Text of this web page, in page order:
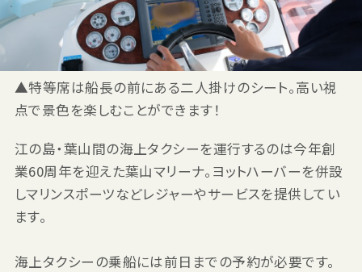
▲特等席は船長の前にある二人掛けのシート。高い視
点で景色を楽しむことができます！
江の島・葉山間の海上タクシーを運行するのは今年創
業60周年を迎えた葉山マリーナ。ヨットハーバーを併設
しマリンスポーツなどレジャーやサービスを提供してい
ます。
海上タクシーの乗船には前日までの予約が必要です。